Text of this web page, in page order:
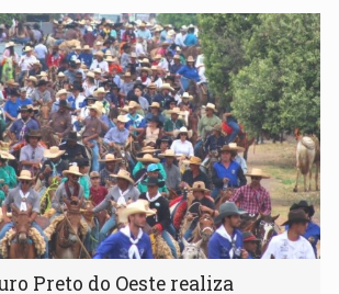
e a vice-prefeita Magna dos Anjos
Preto do Oeste realiza